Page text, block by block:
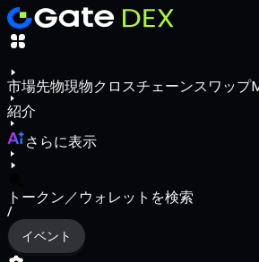
市場先物現物クロスチェーンスワップ
紹介
さらに表示
トークン／ウォレットを検索
/
イベント